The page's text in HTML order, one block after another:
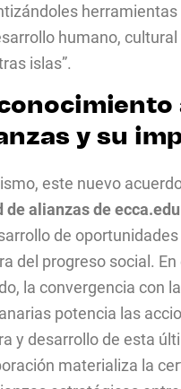
herramientas
humano, cultural
islas”.
y su
este nuevo
de alianzas de ecca.edu
de oportunidades
del progreso social. En
la convergencia con
potencia las
y desarrollo de esta
materializa la